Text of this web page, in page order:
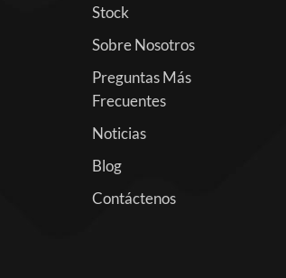
Stock
Sobre Nosotros
Preguntas Más
Frecuentes
Noticias
Blog
Contáctenos